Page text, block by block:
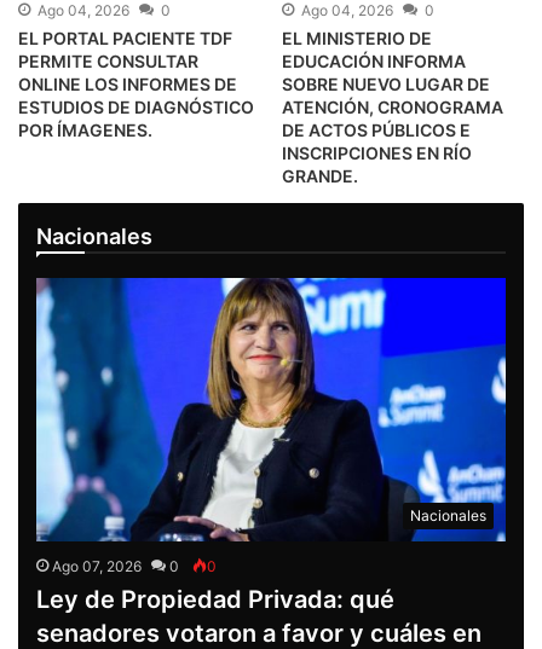
Ago 04, 2026 0
EL PORTAL PACIENTE TDF
PERMITE CONSULTAR
ONLINE LOS INFORMES DE
ESTUDIOS DE DIAGNÓSTICO
POR ÍMAGENES.
Ago 04, 2026 0
EL MINISTERIO DE
EDUCACIÓN INFORMA
SOBRE NUEVO LUGAR DE
ATENCIÓN, CRONOGRAMA
DE ACTOS PÚBLICOS E
INSCRIPCIONES EN RÍO
GRANDE.
Nacionales
Nacionales
Ago 07, 2026 0 0
Ley de Propiedad Privada: qué
senadores votaron a favor y cuáles en